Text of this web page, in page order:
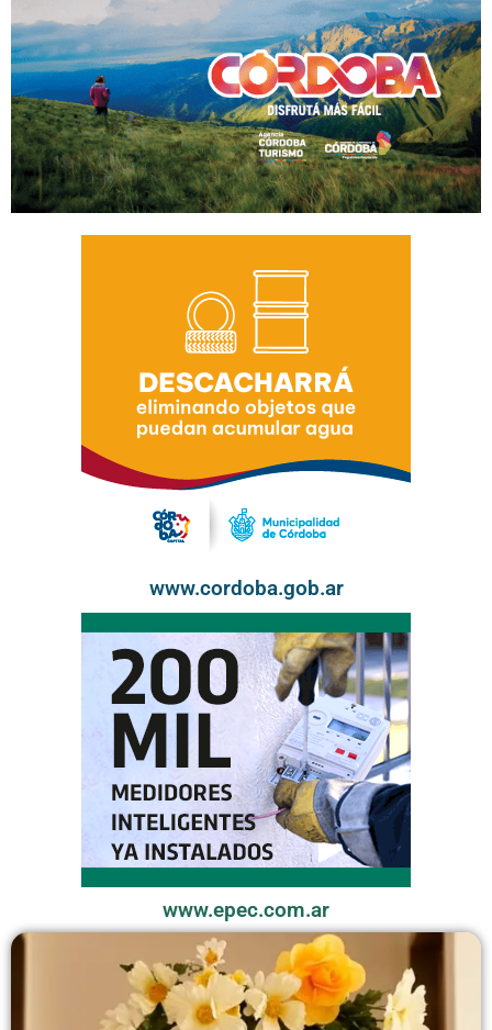
www.cordoba.gob.ar
www.epec.com.ar